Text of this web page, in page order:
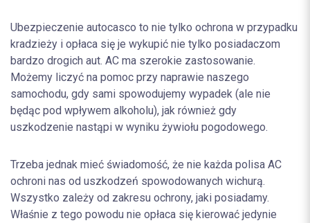
Ubezpieczenie autocasco to nie tylko ochrona w przypadku
kradzieży i opłaca się je wykupić nie tylko posiadaczom
bardzo drogich aut. AC ma szerokie zastosowanie.
Możemy liczyć na pomoc przy naprawie naszego
samochodu, gdy sami spowodujemy wypadek (ale nie
będąc pod wpływem alkoholu), jak również gdy
uszkodzenie nastąpi w wyniku żywiołu pogodowego.
Trzeba jednak mieć świadomość, że nie każda polisa AC
ochroni nas od uszkodzeń spowodowanych wichurą.
Wszystko zależy od zakresu ochrony, jaki posiadamy.
Właśnie z tego powodu nie opłaca się kierować jedynie